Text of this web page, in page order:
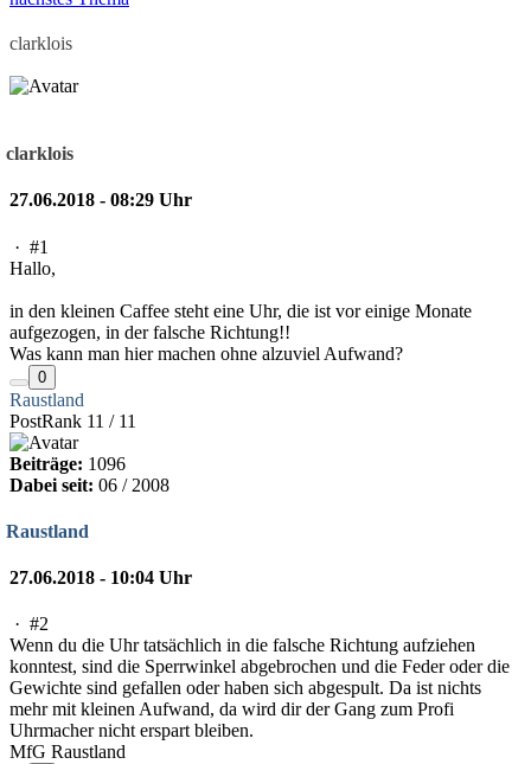
clarklois
clarklois
27.06.2018 - 08:29 Uhr
· #1
Hallo,
in den kleinen Caffee steht eine Uhr, die ist vor einige Monate
aufgezogen, in der falsche Richtung!!
Was kann man hier machen ohne alzuviel Aufwand?
0
Raustland
PostRank 11 / 11
Beiträge: 1096
Dabei seit: 06 / 2008
Raustland
27.06.2018 - 10:04 Uhr
· #2
Wenn du die Uhr tatsächlich in die falsche Richtung aufziehen
konntest, sind die Sperrwinkel abgebrochen und die Feder oder die
Gewichte sind gefallen oder haben sich abgespult. Da ist nichts
mehr mit kleinen Aufwand, da wird dir der Gang zum Profi
Uhrmacher nicht erspart bleiben.
MfG Raustland